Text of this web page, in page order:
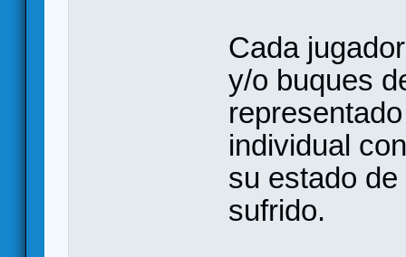
Cada
y/o buques
individual
su estado
sufrido.